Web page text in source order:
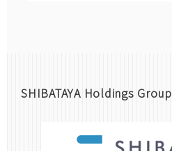
SHIBATAYA Holdings Group